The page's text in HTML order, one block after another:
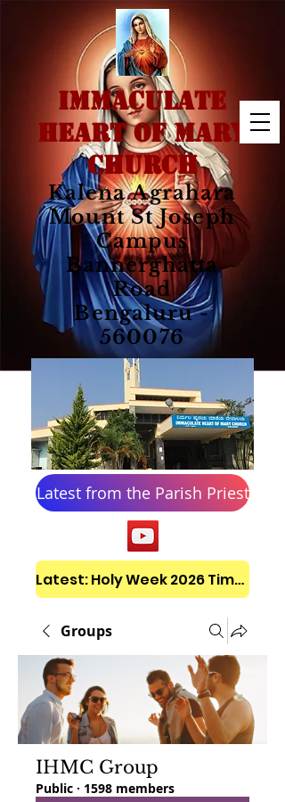
IMMACULATE
HEART OF MARY
CHURCH
Kalena Agrahara
Mount St Joseph
Campus
Bannerghatta
Road
Bengaluru -
560076
Latest from the Parish Priest
Latest: Holy Week 2026 Timetable
Groups
IHMC Group
Public · 1598 members